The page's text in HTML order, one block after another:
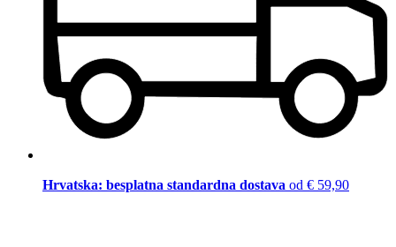
Hrvatska: besplatna standardna dostava od € 59,90